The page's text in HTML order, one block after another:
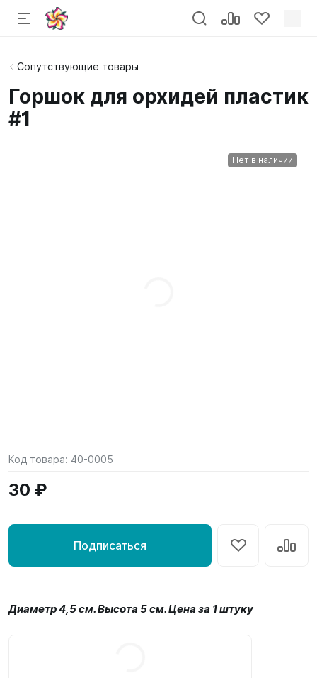
Сопутствующие товары
Горшок для орхидей пластик
#1
Нет в наличии
Код товара: 40-0005
30 ₽
Подписаться
Диаметр 4,5 см. Высота 5 см. Цена за 1 штуку